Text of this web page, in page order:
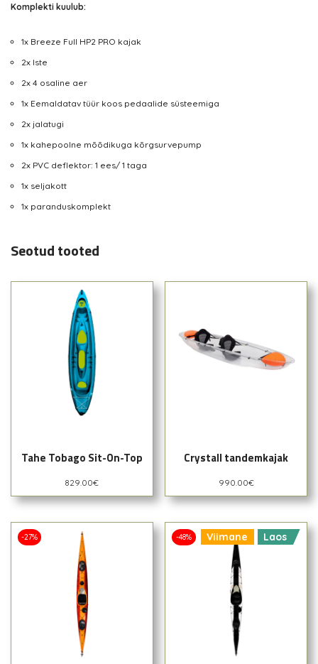
Komplekti kuulub:
1x Breeze Full HP2 PRO kajak
2x Iste
2x 4 osaline aer
1x Eemaldatav tüür koos pedaalide süsteemiga
2x jalatugi
1x kahepoolne mõõdikuga kõrgsurvepump
2x PVC deflektor: 1 ees/ 1 taga
1x seljakott
1x paranduskomplekt
Seotud tooted
Tahe Tobago Sit-On-Top
829.00€
Crystall tandemkajak
990.00€
-27% -48% Viimane Laos